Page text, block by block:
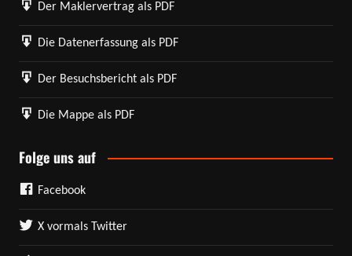
Der Maklervertrag als PDF
Die Datenerfassung als PDF
Der Besuchsbericht als PDF
Die Mappe als PDF
Folge uns auf
Facebook
X vormals Twitter